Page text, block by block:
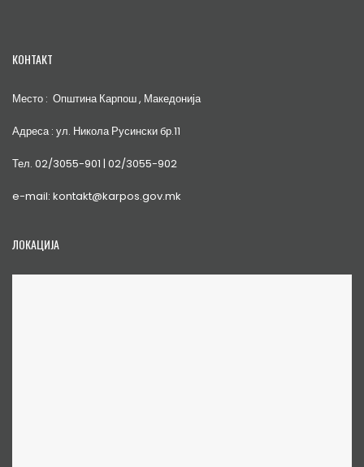
КОНТАКТ
Место : Општина Карпош , Македонија
Адреса : ул. Никола Русински бр.11
Тел. 02/3055-901 | 02/3055-902
e-mail: kontakt@karpos.gov.mk
ЛОКАЦИЈА